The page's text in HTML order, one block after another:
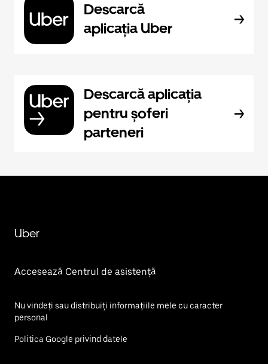
Descarcă
aplicația Uber
Descarcă aplicația
pentru șoferi
parteneri
Uber
Accesează Centrul de asistență
Nu vindeți sau distribuiți informațiile mele cu caracter
personal
Politica Google privind datele